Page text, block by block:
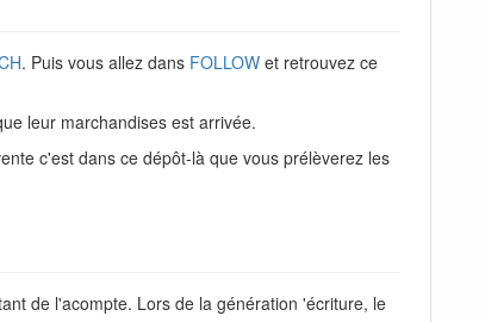
. Puis vous allez dans FOLLOW et retrouvez ce
leur marchandises est arrivée.
c'est dans ce dépôt-là que vous prélèverez les
de l'acompte. Lors de la génération 'écriture, le